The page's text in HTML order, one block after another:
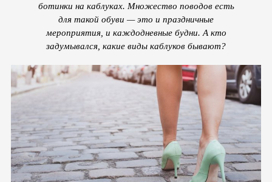
ботинки на каблуках. Множество поводов есть
для такой обуви — это и праздничные
мероприятия, и каждодневные будни. А кто
задумывался, какие виды каблуков бывают?